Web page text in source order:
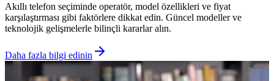
Akıllı telefon seçiminde operatör, model özellikleri ve fiyat
karşılaştırması gibi faktörlere dikkat edin. Güncel modeller ve
teknolojik gelişmelerle bilinçli kararlar alın.
Daha fazla bilgi edinin